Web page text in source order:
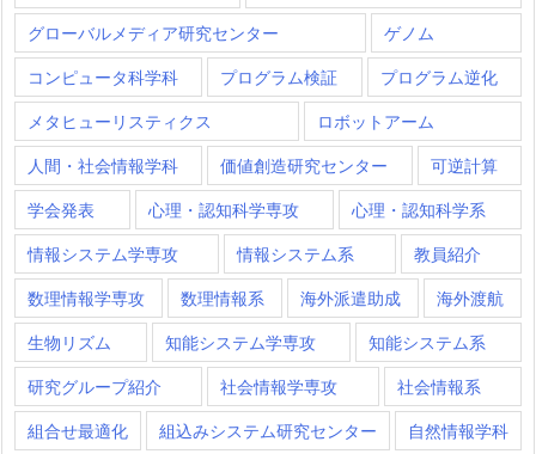
グローバルメディア研究センター ゲノム
コンピュータ科学科 プログラム検証 プログラム逆化
メタヒューリスティクス ロボットアーム
人間・社会情報学科 価値創造研究センター 可逆計算
学会発表 心理・認知科学専攻 心理・認知科学系
情報システム学専攻 情報システム系 教員紹介
数理情報学専攻 数理情報系 海外派遣助成 海外渡航
生物リズム 知能システム学専攻 知能システム系
研究グループ紹介 社会情報学専攻 社会情報系
組合せ最適化 組込みシステム研究センター 自然情報学科